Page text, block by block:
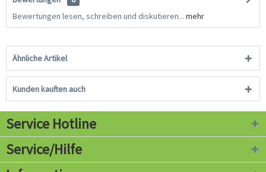
Bewertungen lesen, schreiben und diskutieren... mehr
Ähnliche Artikel
Kunden kauften auch
Service Hotline
Service/Hilfe